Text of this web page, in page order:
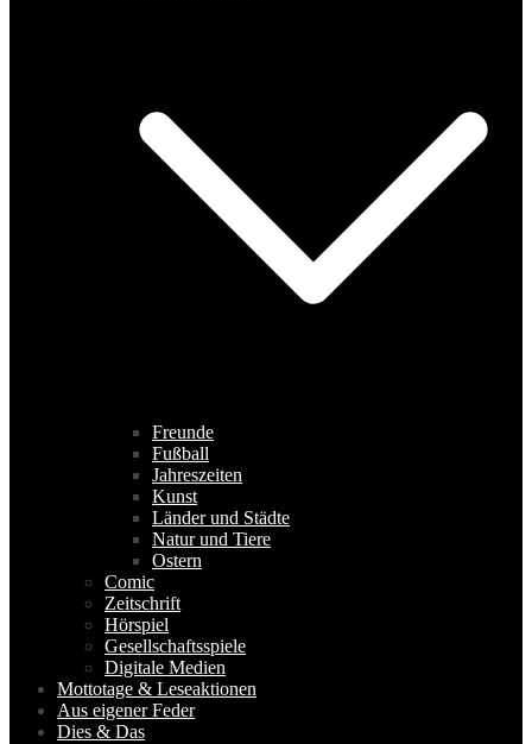
Freunde
Fußball
Jahreszeiten
Kunst
Länder und Städte
Natur und Tiere
Ostern
Comic
Zeitschrift
Hörspiel
Gesellschaftsspiele
Digitale Medien
Mottotage & Leseaktionen
Aus eigener Feder
Dies & Das